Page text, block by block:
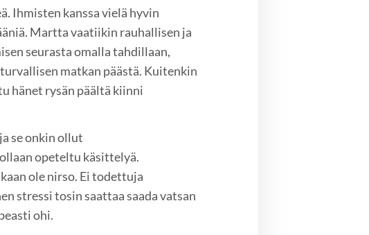
Ihmisten kanssa vielä hyvin
Martta vaatiikin rauhallisen ja
seurasta omalla tahdillaan,
matkan päästä. Kuitenkin
hänet rysän päältä kiinni
se onkin ollut
opeteltu käsittelyä.
ole nirso. Ei todettuja
stressi tosin saattaa saada vatsan
ohi.